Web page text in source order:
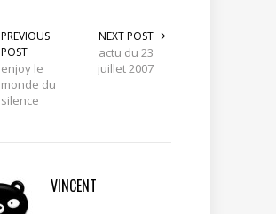
PREVIOUS
POST
enjoy le
monde du
silence
NEXT POST
actu du 23
juillet 2007
VINCENT